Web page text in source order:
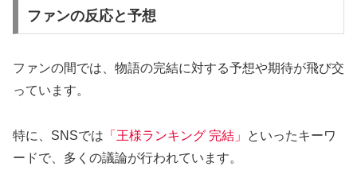
ファンの反応と予想
ファンの間では、物語の完結に対する予想や期待が飛び交
っています。
特に、SNSでは 「王様ランキング 完結」
といったキーワ
ードで、多くの議論が行われています。